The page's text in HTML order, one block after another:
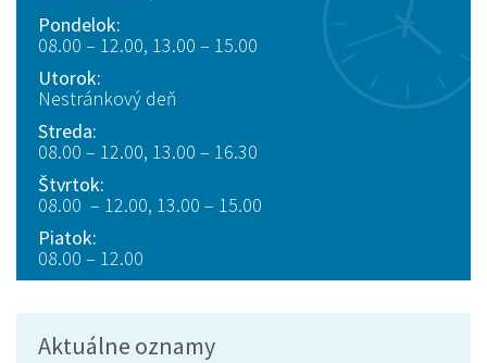
Pondelok:
08.00 – 12.00, 13.00 – 15.00
Utorok:
Nestránkový deň
Streda:
08.00 – 12.00, 13.00 – 16.30
Štvrtok:
08.00 – 12.00, 13.00 – 15.00
Piatok:
08.00 – 12.00
Aktuálne oznamy